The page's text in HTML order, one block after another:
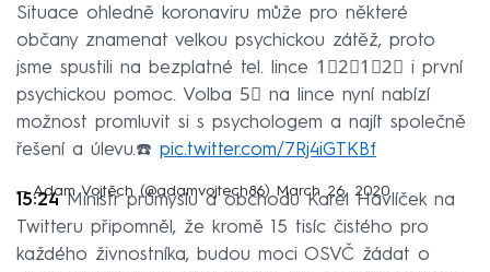
Situace ohledně koronaviru může pro některé
občany znamenat velkou psychickou zátěž, proto
jsme spustili na bezplatné tel. lince 1⃣2⃣1⃣2⃣ i první
psychickou pomoc. Volba 5⃣ na lince nyní nabízí
možnost promluvit si s psychologem a najít společně
řešení a úlevu.☎️ pic.twitter.com/7Rj4iGTKBf
— Adam Vojtěch (@adamvojtech86) March 26, 2020
15:24Ministr průmyslu a obchodu Karel Havlíček na
Twitteru připomněl, že kromě 15 tisíc čistého pro
každého živnostníka, budou moci OSVČ žádat o